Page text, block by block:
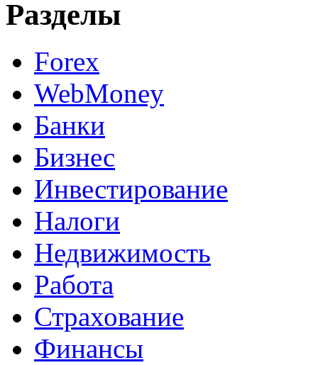
Разделы
Forex
WebMoney
Банки
Бизнес
Инвестирование
Налоги
Недвижимость
Работа
Страхование
Финансы